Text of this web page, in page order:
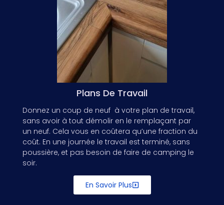
Plans De Travail
Donnez un coup de neuf à votre plan de travail,
sans avoir à tout démolir en le remplaçant par
un neuf. Cela vous en coûtera qu’une fraction du
coût. En une journée le travail est terminé, sans
poussière, et pas besoin de faire de camping le
soir.
En Savoir Plus